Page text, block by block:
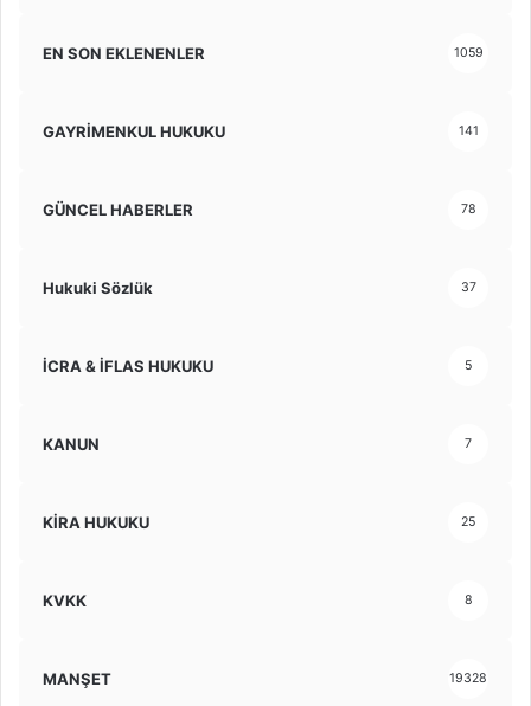
EN SON EKLENENLER 1059
GAYRİMENKUL HUKUKU 141
GÜNCEL HABERLER 78
Hukuki Sözlük 37
İCRA & İFLAS HUKUKU 5
KANUN 7
KİRA HUKUKU 25
KVKK 8
MANŞET 19328